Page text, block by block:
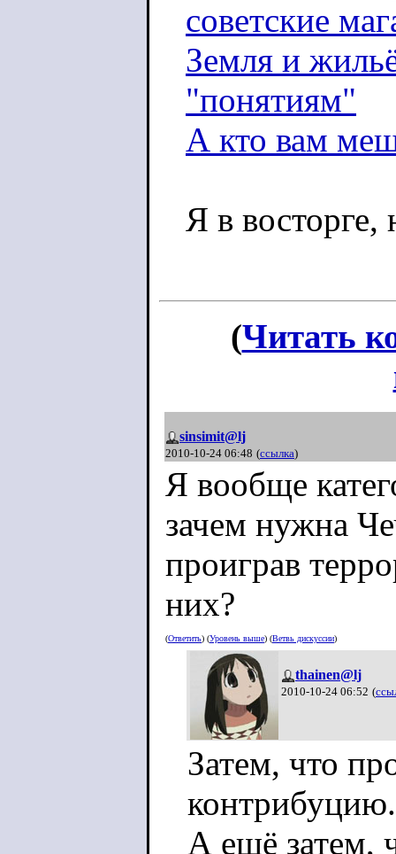
советские
Земля и
"понятиям"
А кто вам
Я в восторге,
(Читать
sinsimit@lj
2010-10-24 06:48 (ссылка)
Я вообще
зачем нужна
проиграв
них?
(Ответить) (Уровень выше) (Ветвь дискуссии)
thainen@lj
2010-10-24 06:52 (
Затем, что
контрибуцию.
А ещё затем,